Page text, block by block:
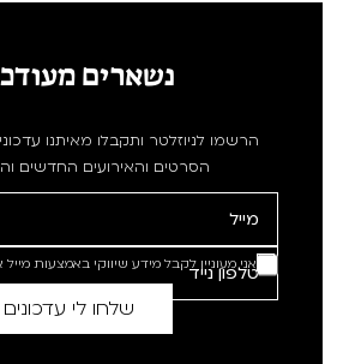
נשארים
הרשמו לניוזלטר ותקבלו מאיתנו
הסרטים והאירועים החדשים
אני מעוניין לקבל מידע שיווקי באמצעות מייל